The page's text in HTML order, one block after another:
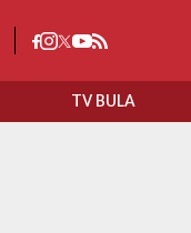
TV BULA